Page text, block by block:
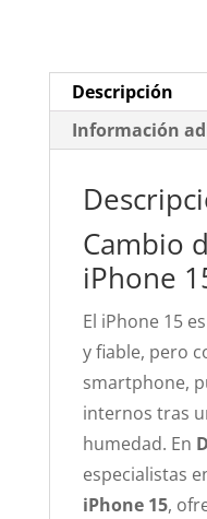
Descripción
Información
Cambio
iPhone
El iPhone 15
y fiable, pero
smartphone,
internos tras
humedad. En
especialistas
iPhone 15,